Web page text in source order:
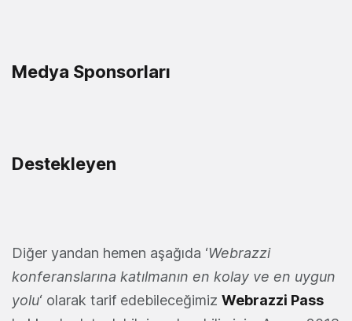
Medya Sponsorları
Destekleyen
Diğer yandan hemen aşağıda ‘Webrazzi
konferanslarına katılmanın en kolay ve en uygun
yolu‘ olarak tarif edebileceğimiz Webrazzi Pass